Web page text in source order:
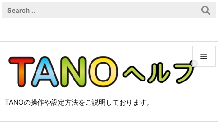
TANOの操作や設定方法をご説明しております。
